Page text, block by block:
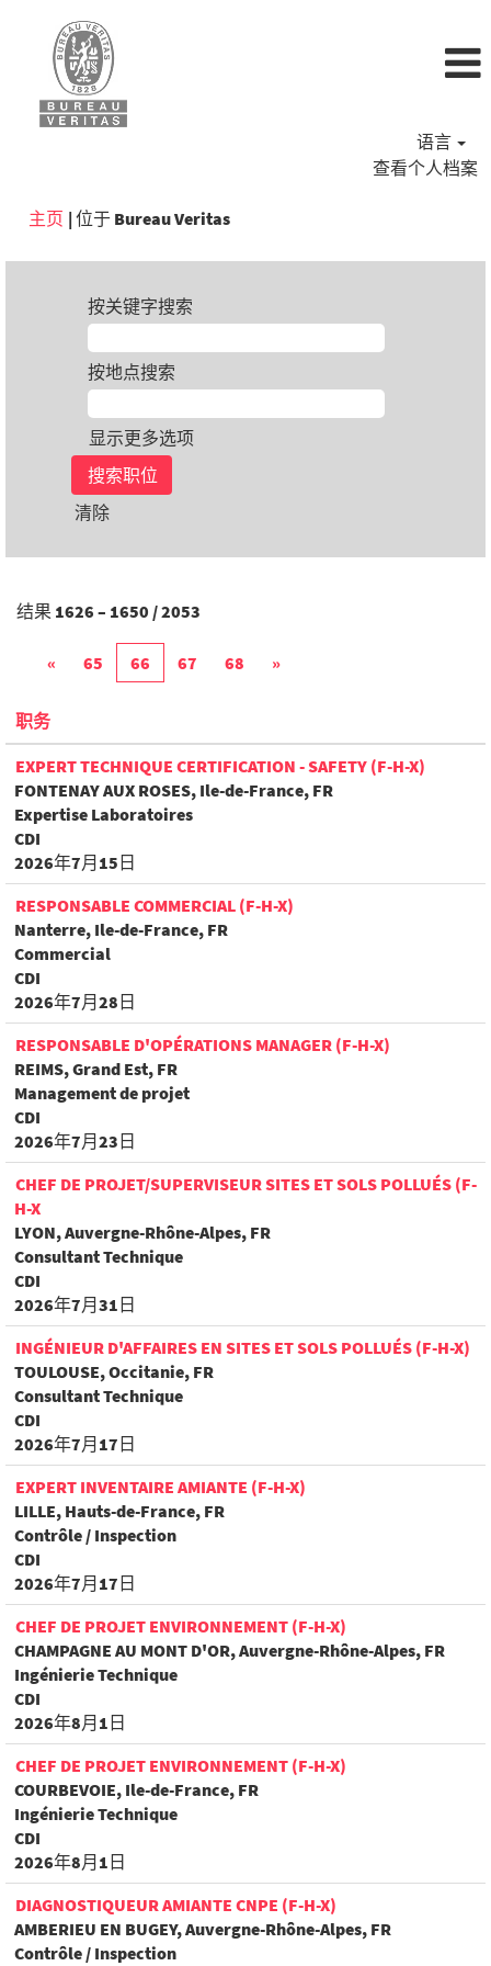
语言
查看个人档案
主页 | 位于 Bureau Veritas（当
页
按关键字搜索
按地点搜索
显示更多选项
清除
结果 1626 – 1650 /2053
« 65 66 67 68 »
职务
EXPERT TECHNIQUE CERTIFICATION - SAFETY (F-H-X)
FONTENAY AUX ROSES, Ile-de-France, FR
Expertise Laboratoires
CDI
2026年7月15日
RESPONSABLE COMMERCIAL (F-H-X)
Nanterre, Ile-de-France, FR
Commercial
CDI
2026年7月28日
RESPONSABLE D'OPÉRATIONS MANAGER (F-H-X)
REIMS, Grand Est, FR
Management de projet
CDI
2026年7月23日
CHEF DE PROJET/SUPERVISEUR SITES ET SOLS POLLUÉS (F-
H-X
LYON, Auvergne-Rhône-Alpes, FR
Consultant Technique
CDI
2026年7月31日
INGÉNIEUR D'AFFAIRES EN SITES ET SOLS POLLUÉS (F-H-X)
TOULOUSE, Occitanie, FR
Consultant Technique
CDI
2026年7月17日
EXPERT INVENTAIRE AMIANTE (F-H-X)
LILLE, Hauts-de-France, FR
Contrôle / Inspection
CDI
2026年7月17日
CHEF DE PROJET ENVIRONNEMENT (F-H-X)
CHAMPAGNE AU MONT D'OR, Auvergne-Rhône-Alpes, FR
Ingénierie Technique
CDI
2026年8月1日
CHEF DE PROJET ENVIRONNEMENT (F-H-X)
COURBEVOIE, Ile-de-France, FR
Ingénierie Technique
CDI
2026年8月1日
DIAGNOSTIQUEUR AMIANTE CNPE (F-H-X)
AMBERIEU EN BUGEY, Auvergne-Rhône-Alpes, FR
Contrôle / Inspection